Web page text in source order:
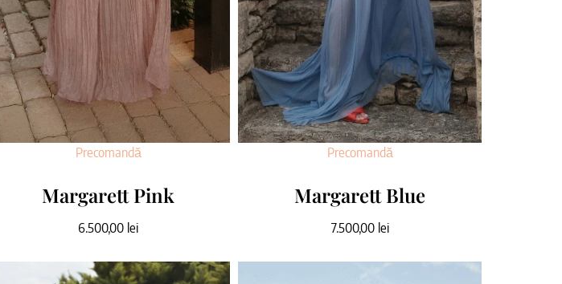
Precomandă
Margarett Pink
6.500,00 lei
Precomandă
Margarett Blue
7.500,00 lei